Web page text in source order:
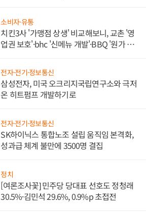
소비자·유통
치킨3사 '가맹점 상생' 비교해보니, 교촌 '영
업권 보호'·bhc '신메뉴 개발'·BBQ '원가 부
전자·전기·정보통신
삼성전자, 미국 오크리지국립연구소와 극저
온 히트펌프 개발하기로
전자·전기·정보통신
SK하이닉스 통합노조 설립 움직임 본격화,
성과급 체계 불만에 3500명 결집
정치
[여론조사꽃] 민주당 당대표 선호도 정청래
30.5%·김민석 29.6%, 0.9%p 초접전